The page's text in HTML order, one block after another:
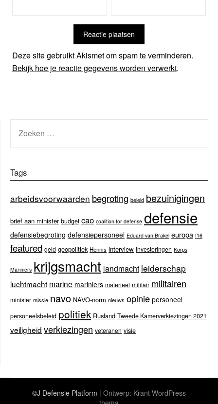
Deze site gebruikt Akismet om spam te verminderen.
Bekijk hoe je reactie gegevens worden verwerkt.
NAAR:
Tags
arbeidsvoorwaarden begroting beleid bezuinigingen
brief aan minister budget cao coalition for defense defensie
defensiebegroting defensiepersoneel Eduard van Brakel europa f16
featured geld geopolitiek Hennis interview investeringen Korps
Mariniers krijgsmacht landmacht leiderschap
luchtmacht marine mariniers materieel militair militairen
minister missie navo NAVO-norm nieuws opinie personeel
personeelsbeleid politiek Rusland Tweede Kamerverkiezingen 2021
veiligheid verkiezingen veteranen visie
©J Defensie Platform | Ontwerp: Krant WordPress